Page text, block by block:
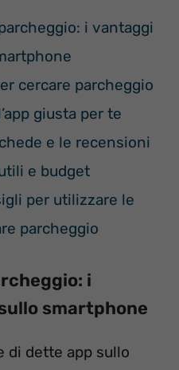
i vantaggi
cercare parcheggio
giusta per te
e le recensioni
e budget
per utilizzare le
parcheggio
i
smartphone
di dette app sullo